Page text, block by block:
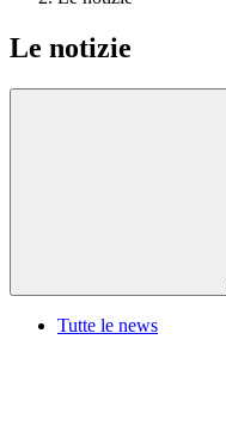
Le notizie
Tutte le news